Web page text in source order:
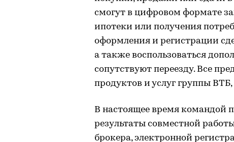
смогут в цифровом формате
ипотеки или получения
оформления и регистрации
а также воспользоваться
сопутствуют переезду. Все
продуктов и услуг группы
В настоящее время командой
результаты совместной
брокера, электронной